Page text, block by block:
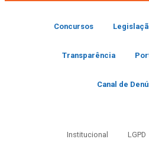
Concursos
Transparência
Canal de
Institucional LGPD